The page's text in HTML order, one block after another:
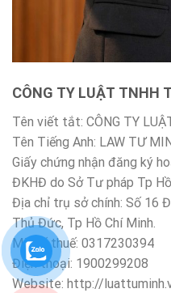
CÔNG TY LUẬT TNHH
Tên viết tắt: CÔNG TY
Tên Tiếng Anh: LAW TƯ
Giấy chứng nhận đăng ký
ĐKHĐ do Sở Tư pháp Tp
Địa chỉ trụ sở chính: Số 16
Thủ Đức, Tp Hồ Chí Minh.
Mã số thuế: 0317230394
Điện thoại: 1900299208
Website: http://